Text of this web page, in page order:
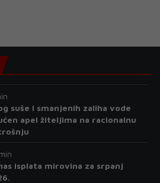
suše i smanjenih zaliha vode
apel žiteljima na racionalnu
isplata mirovina za srpanj